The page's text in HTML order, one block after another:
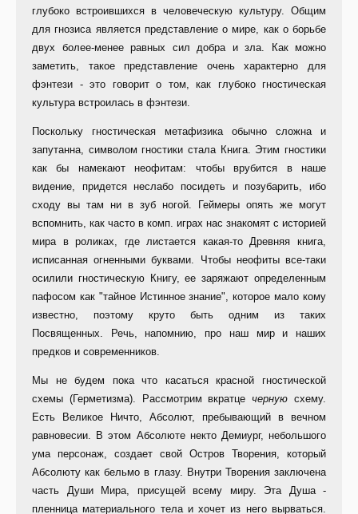
глубоко встроившихся в человеческую культуру. Общим
для гнозиса является представление о мире, как о борьбе
двух более-менее равных сил добра и зла. Как можно
заметить, такое представление очень характерно для
фэнтези - это говорит о том, как глубоко гностическая
культура встроилась в фэнтези.
Поскольку гностическая метафизика обычно сложна и
запутанна, символом гностики стала Книга. Этим гностики
как бы намекают неофитам: чтобы врубится в наше
видение, придется неслабо посидеть и позубарить, ибо
сходу вы там ни в зуб ногой. Геймеры опять же могут
вспомнить, как часто в комп. играх нас знакомят с историей
мира в роликах, где листается какая-то Древняя книга,
исписанная огненными буквами. Чтобы неофиты все-таки
осилили гностическую Книгу, ее заряжают определенным
пафосом как "тайное Истинное знание", которое мало кому
известно, поэтому круто быть одним из таких
Посвященных. Речь, напомнию, про наш мир и наших
предков и современников.
Мы не будем пока что касаться красной гностической
схемы (Герметизма). Рассмотрим вкратце черную схему.
Есть Великое Ничто, Абсолют, пребывающий в вечном
равновесии. В этом Абсолюте некто Демиург, небольшого
ума персонаж, создает свой Остров Творения, который
Абсолюту как бельмо в глазу. Внутри Творения заключена
часть Души Мира, присущей всему миру. Эта Душа -
пленница материального тела и хочет из него вырваться.